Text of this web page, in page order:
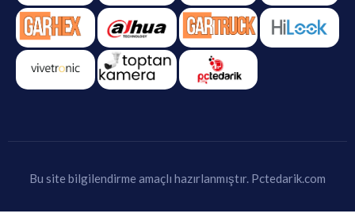
Bu site bilgilendirme amaçlı hazırlanmıştır. Pctedarik.com